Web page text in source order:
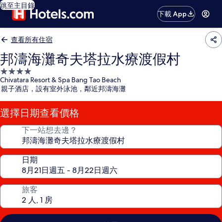
跳至主目錄
下載 App
查看所有住宿
邦濤海灘奇夫塔拉水療渡假村
4.0
星
級
住
宿
Chivatara Resort & Spa Bang Tao Beach
親子酒店，設有室外泳池，鄰近邦濤海灘
選擇日期查看價格
下一站想去邊？
日期
旅客